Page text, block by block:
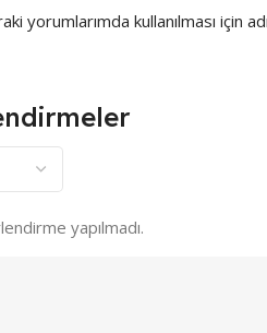
yapılmadı.
yorumlarımda kullanılması için